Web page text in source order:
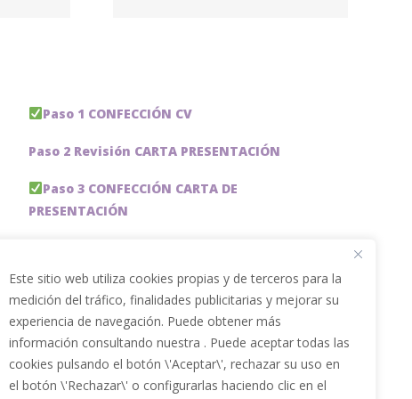
Este sitio web utiliza cookies propias y de terceros para la
medición del tráfico, finalidades publicitarias y mejorar su
experiencia de navegación. Puede obtener más
información consultando nuestra . Puede aceptar todas las
cookies pulsando el botón \'Aceptar\', rechazar su uso en
el botón \'Rechazar\' o configurarlas haciendo clic en el
Paso 1 CONFECCIÓN CV
Paso 2 Revisión CARTA PRESENTACIÓN
Paso 3 CONFECCIÓN CARTA DE
PRESENTACIÓN
Paso 5 OPTIMIZACIÓN PERFIL LINKEDIN
PACKS DE AHORRO
JOBAI, ASISTENTE DE IA PARA BUSCAR EMPLEO